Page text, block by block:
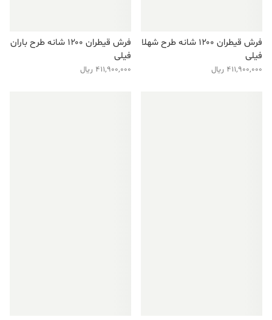
فرش قیطران ۱۲۰۰ شانه طرح شهلا
فیلی
411,900,000 ریال
فرش قیطران ۱۲۰۰ شانه طرح باران
فیلی
411,900,000 ریال